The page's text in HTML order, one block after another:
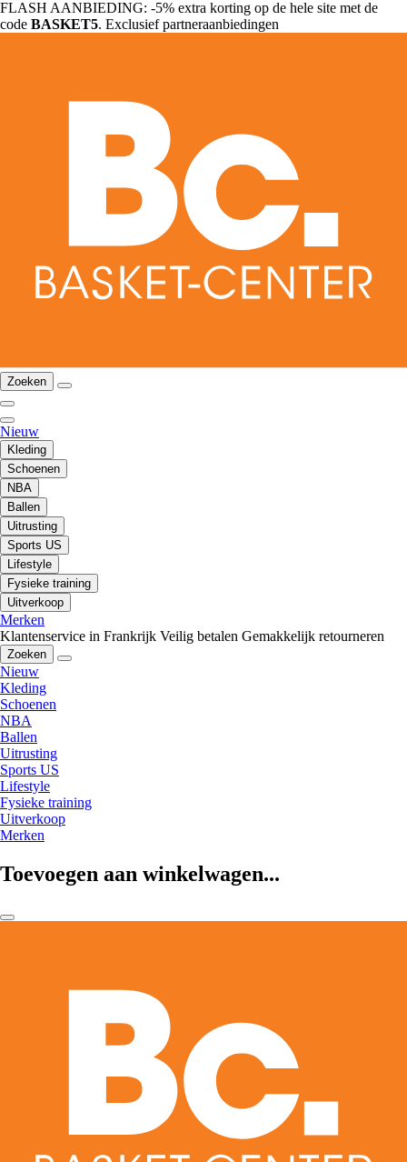
FLASH AANBIEDING: -5% extra korting op de hele site met de
code BASKET5. Exclusief partneraanbiedingen
Zoeken
Nieuw
Kleding
Schoenen
NBA
Ballen
Uitrusting
Sports US
Lifestyle
Fysieke training
Uitverkoop
Merken
Klantenservice in Frankrijk Veilig betalen Gemakkelijk retourneren
Zoeken
Nieuw
Kleding
Schoenen
NBA
Ballen
Uitrusting
Sports US
Lifestyle
Fysieke training
Uitverkoop
Merken
Toevoegen aan winkelwagen...